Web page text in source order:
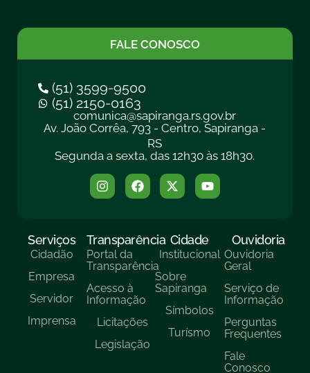
FALE CONOSCO
(51) 3599-9500
(51) 2150-0163
comunica@sapiranga.rs.gov.br
Av. João Corrêa, 793 - Centro, Sapiranga -
RS
Segunda a sexta, das 12h30 às 18h30.
Serviços
Cidadão
Empresa
Servidor
Imprensa
Transparência
Portal da
Transparência
Acesso à
Informação
Licitações
Legislação
Cidade
Institucional
Sobre
Sapiranga
Símbolos
Turísmo
Ouvidoria
Ouvidoria
Geral
Serviço de
Informação
Perguntas
Frequentes
Fale
Conosco